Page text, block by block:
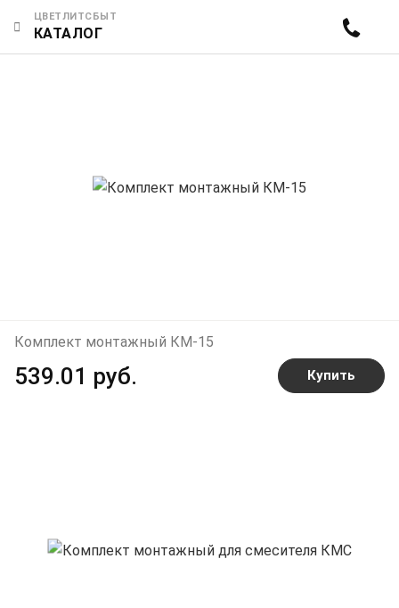
ЦВЕТЛИТСБЫТ
КАТАЛОГ
Комплект монтажный КМ-15
539.01 руб. Купить